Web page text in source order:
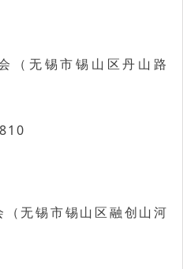
（无锡市锡山区丹山路
无锡市锡山区融创山河